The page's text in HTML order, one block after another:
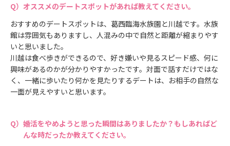
オススメのデートスポットがあれば教えてください。
おすすめのデートスポットは、葛西臨海水族園と川越です。水族
館は雰囲気もありますし、人混みの中で自然と距離が縮まりやす
いと思いました。
川越は食べ歩きができるので、好き嫌いや見るスピード感、何に
興味があるのかが分かりやすかったです。対面で話すだけではな
く、一緒に歩いたり何かを見たりするデートは、お相手の自然な
一面が見えやすいと思います。
婚活をやめようと思った瞬間はありましたか？もしあればど
んな時だったか教えてください。